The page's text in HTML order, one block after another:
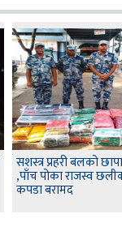
सशस्त्र प्रहरी बलको
,पाँच पोका राजस्व
कपडा बरामद